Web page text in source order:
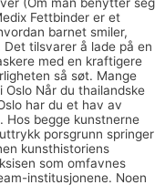
Fettbinder er et
barnet smiler,
tilsvarer å lade på en
med en kraftigere
så søt. Mange
Oslo Når du thailandske
har du et hav av
Hos begge kunstnerne
porsgrunn springer
kunsthistoriens
som omfavnes
institusjonene. Noen